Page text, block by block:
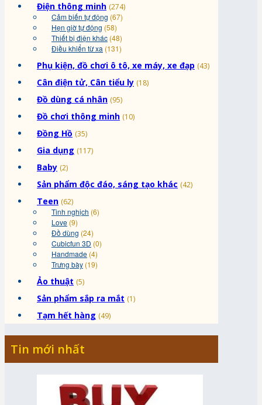
Điện thông minh (274)
Cảm biến tự động (67)
Hẹn giờ tự động (58)
Thiết bị điện khác (48)
Điều khiển từ xa (131)
Phụ kiện, đồ chơi ô tô, xe máy, xe đạp (43)
Cân điện tử, Cân tiểu ly (18)
Đồ dùng cá nhân (95)
Đồ chơi thông minh (10)
Đồng Hồ (35)
Gia dụng (117)
Baby (2)
Sản phẩm độc đáo, sáng tạo khác (42)
Teen (62)
Tinh nghịch (6)
Love (9)
Đồ dùng (24)
Cubicfun 3D (0)
Handmade (4)
Trưng bày (19)
Ảo thuật (5)
Sản phẩm sắp ra mắt (1)
Tạm hết hàng (49)
Tin mới nhất